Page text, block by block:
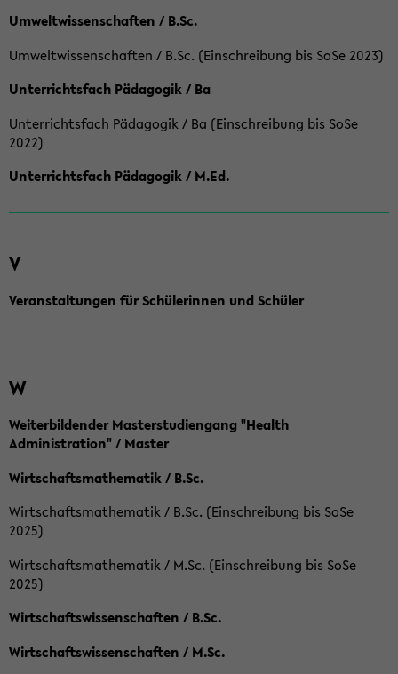
Umweltwissenschaften / B.Sc.
Umweltwissenschaften / B.Sc. (Einschreibung bis SoSe 2023)
Unterrichtsfach Pädagogik / Ba
Unterrichtsfach Pädagogik / Ba (Einschreibung bis SoSe
2022)
Unterrichtsfach Pädagogik / M.Ed.
V
Veranstaltungen für Schülerinnen und Schüler
W
Weiterbildender Masterstudiengang "Health
Administration" / Master
Wirtschaftsmathematik / B.Sc.
Wirtschaftsmathematik / B.Sc. (Einschreibung bis SoSe
2025)
Wirtschaftsmathematik / M.Sc. (Einschreibung bis SoSe
2025)
Wirtschaftswissenschaften / B.Sc.
Wirtschaftswissenschaften / M.Sc.